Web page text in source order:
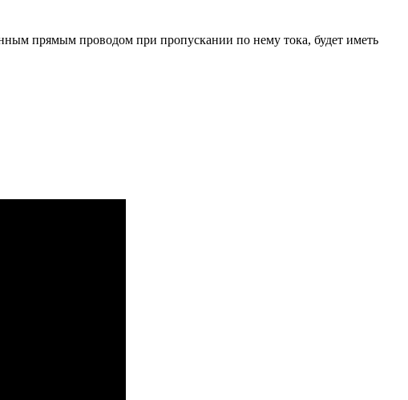
прямым проводом при пропускании по нему тока, будет иметь